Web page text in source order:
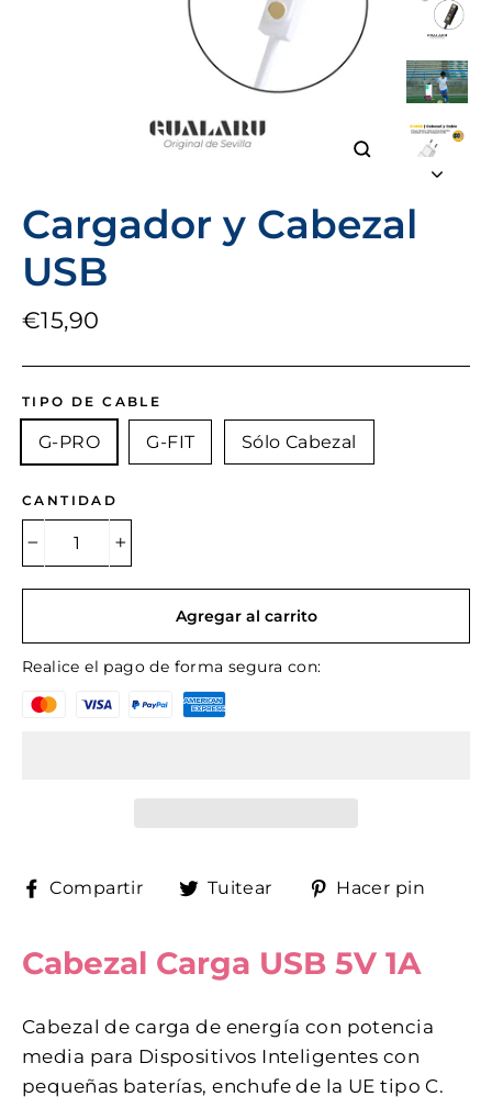
Cargador y Cabezal
USB
Precio
€15,90
TIPO DE CABLE
G-PRO G-FIT Sólo Cabezal
CANTIDAD
Agregar al carrito
Realice el pago de forma segura con:
Compartir
Compartir
Tuitear
TuitearHacer pin
Cabezal Carga USB 5V 1A
Cabezal de carga de energía con potencia
media para Dispositivos Inteligentes con
pequeñas baterías, enchufe de la UE tipo C.